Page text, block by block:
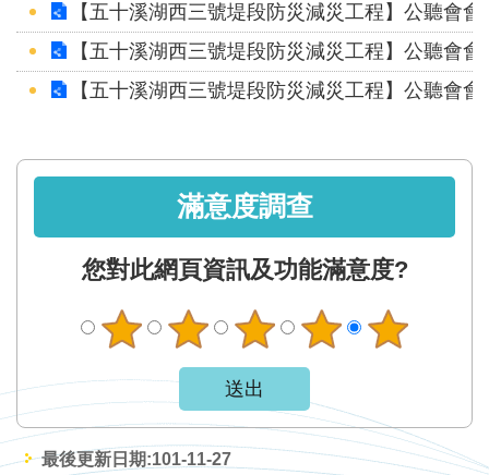
【五十溪湖西三號堤段防災減災工程】公聽會
【五十溪湖西三號堤段防災減災工程】公聽會
【五十溪湖西三號堤段防災減災工程】公聽會
滿意度調查
您對此網頁資訊及功能滿意度?
最後更新日期:101-11-27